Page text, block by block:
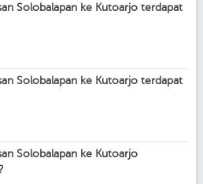
Solobalapan ke Kutoarjo terdapat
Solobalapan ke Kutoarjo terdapat
Solobalapan ke Kutoarjo